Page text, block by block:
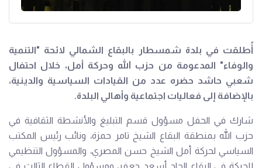
أُطلقت في بلدة شمسطار بالبقاع الشمالي لائحة "التنمية
والوفاء" المدعومة من حزب الله وحركة أمل، خلال احتفال
شعبي حاشد حضره عدد من القيادات السياسية والدينية،
بالإضافة إلى فعاليات اجتماعية وأهالي البلدة.
شارك في الحفل مسؤول قسم التبليغ والأنشطة الثقافية في
حزب الله بمنطقة البقاع الشيخ تامر حمزة، ونائب رئيس المكتب
السياسي لحركة أمل الشيخ حسن المصري، والمسؤول التنظيمي
للحركة في البقاع الحاج أسعد جعفر، ومسؤول القطاع الثالث في